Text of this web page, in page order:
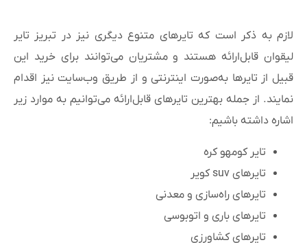
لازم به ذکر است که تایرهای متنوع دیگری نیز در تبریز تایر
لیقوان قابل‌ارائه هستند و مشتریان می‌توانند برای خرید این
قبیل از تایرها به‌صورت اینترنتی و از طریق وب‌سایت نیز اقدام
نمایند. از جمله بهترین تایرهای قابل‌ارائه می‌توانیم به موارد زیر
اشاره داشته باشیم:
تایر کومهو کره
تایرهای suv کویر
تایرهای راه‌سازی و معدنی
تایرهای باری و اتوبوسی
تایرهای کشاورزی